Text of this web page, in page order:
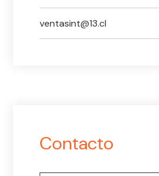
ventasint@13.cl
Contacto